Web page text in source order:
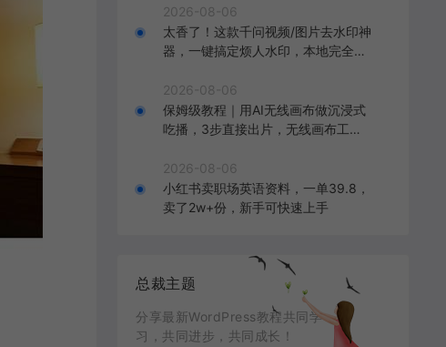
2026-08-06
太香了！这款千问视频/图片去水印神
器，一键搞定烦人水印，本地完全免
2026-08-06
保姆级教程｜用AI无线画布做沉浸式
吃播，3步直接出片，无线画布工作
2026-08-06
小红书卖职场英语资料，一单39.8，
卖了2w+份，新手可快速上手
总裁主题
分享最新WordPress教程共同学
习，共同进步，共同成长！